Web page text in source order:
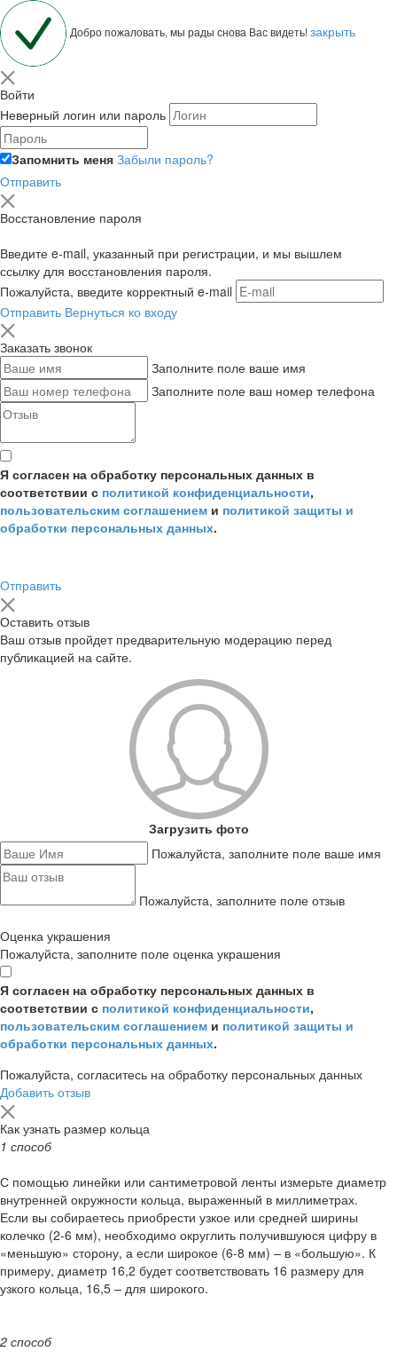
Добро пожаловать, мы рады снова Вас видеть!закрыть
Войти
Неверный логин или пароль
Запомнить меня Забыли пароль?
Отправить
Восстановление пароля
Введите e-mail, указанный при регистрации, и мы вышлем
ссылку для восстановления пароля.
Пожалуйста, введите корректный e-mail
Отправить Вернуться ко входу
Заказать звонок
Заполните поле ваше имя
Заполните поле ваш номер телефона
Я согласен на обработку персональных данных в
соответствии с политикой конфиденциальности,
пользовательским соглашением и политикой защиты и
обработки персональных данных.
Отправить
Оставить отзыв
Ваш отзыв пройдет предварительную модерацию перед
публикацией на сайте.
Загрузить фото
Пожалуйста, заполните поле ваше имя
Пожалуйста, заполните поле отзыв
Оценка украшения
Пожалуйста, заполните поле оценка украшения
Я согласен на обработку персональных данных в
соответствии с политикой конфиденциальности,
пользовательским соглашением и политикой защиты и
обработки персональных данных.
Пожалуйста, согласитесь на обработку персональных данных
Добавить отзыв
Как узнать размер кольца
1 способ
С помощью линейки или сантиметровой ленты измерьте диаметр
внутренней окружности кольца, выраженный в миллиметрах.
Если вы собираетесь приобрести узкое или средней ширины
колечко (2-6 мм), необходимо округлить получившуюся цифру в
«меньшую» сторону, а если широкое (6-8 мм) – в «большую». К
примеру, диаметр 16,2 будет соответствовать 16 размеру для
узкого кольца, 16,5 – для широкого.
2 способ